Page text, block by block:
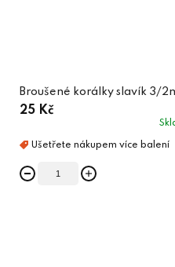
Broušené korálky slavík 3/
25 Kč